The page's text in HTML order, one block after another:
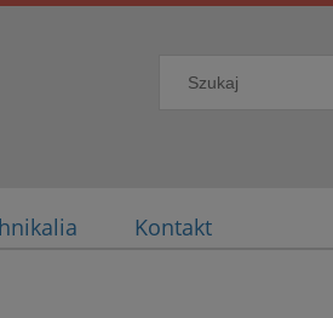
Kontakt